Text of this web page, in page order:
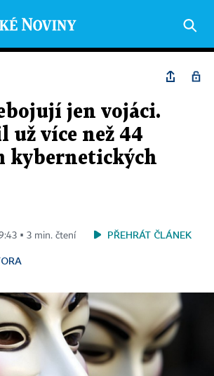
jen vojáci.
už více než 44
kybernetických
▪ 3 min. čtení PŘEHRÁT ČLÁNEK